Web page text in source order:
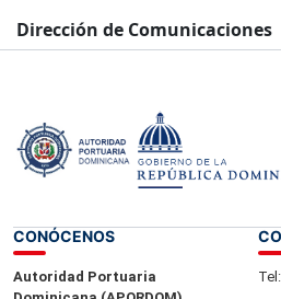
Dirección de Comunicaciones
CONÓCENOS
Autoridad Portuaria